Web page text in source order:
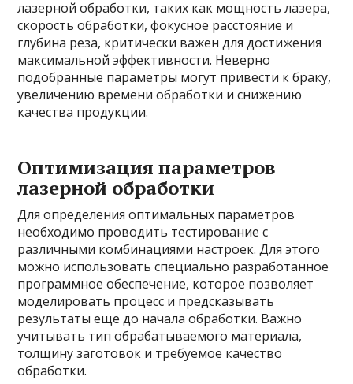
лазерной обработки, таких как мощность лазера,
скорость обработки, фокусное расстояние и
глубина реза, критически важен для достижения
максимальной эффективности. Неверно
подобранные параметры могут привести к браку,
увеличению времени обработки и снижению
качества продукции.
Оптимизация параметров
лазерной обработки
Для определения оптимальных параметров
необходимо проводить тестирование с
различными комбинациями настроек. Для этого
можно использовать специально разработанное
программное обеспечение, которое позволяет
моделировать процесс и предсказывать
результаты еще до начала обработки. Важно
учитывать тип обрабатываемого материала,
толщину заготовок и требуемое качество
обработки.